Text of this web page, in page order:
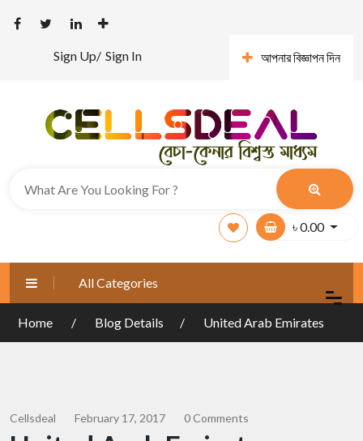
Sign Up/ Sign In আপনার বিজ্ঞাপন দিন
৳0.00
All Categories
Home Blog Details United Arab Emirates
Cellsdeal February 17, 2017 0 Comments